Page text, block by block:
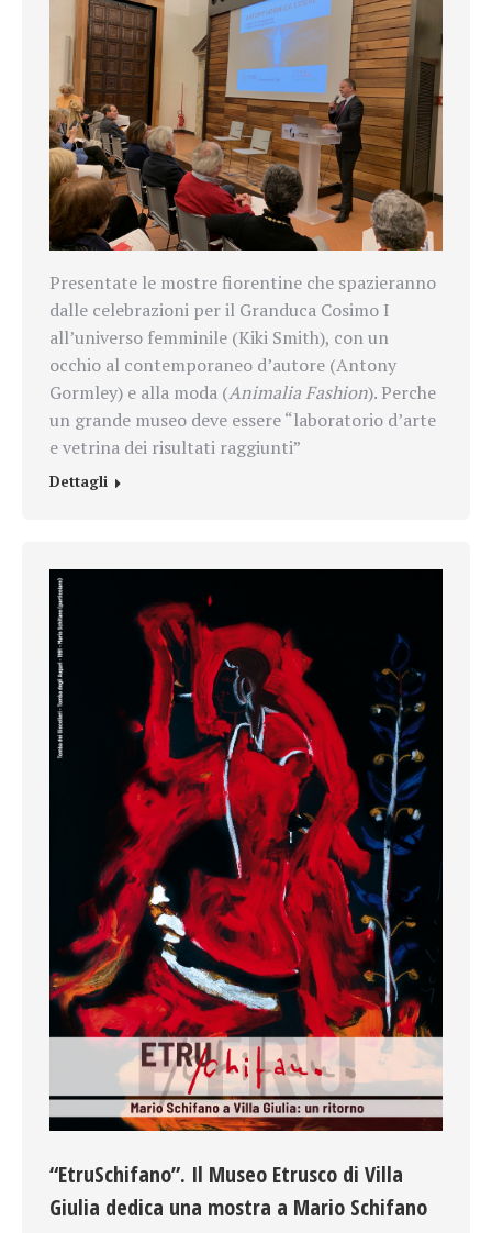
Presentate le mostre fiorentine che spazieranno
dalle celebrazioni per il Granduca Cosimo I
all’universo femminile (Kiki Smith), con un
occhio al contemporaneo d’autore (Antony
Gormley) e alla moda (Animalia Fashion). Perche
un grande museo deve essere “laboratorio d’arte
e vetrina dei risultati raggiunti”
Dettagli
“EtruSchifano”. Il Museo Etrusco di Villa
Giulia dedica una mostra a Mario Schifano